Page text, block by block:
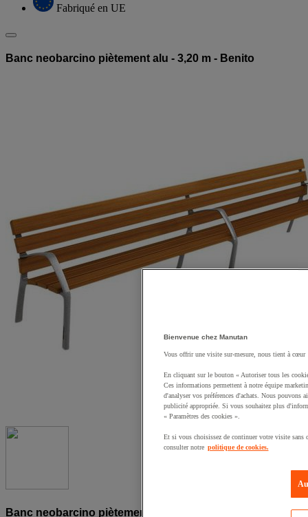
Bienvenue chez Manutan
Vous offrir une visite sur-mesure, nous tient à cœur
En cliquant sur le bouton « Autoriser tous les
Ces informations permettent à notre équipe
d'analyser vos préférences d'achats. Nous pouvons
publicité appropriée. Si vous souhaitez plus
« Paramètres des cookies ».
Et si vous choisissez de continuer votre visite sans
consulter notre politique de cookies.